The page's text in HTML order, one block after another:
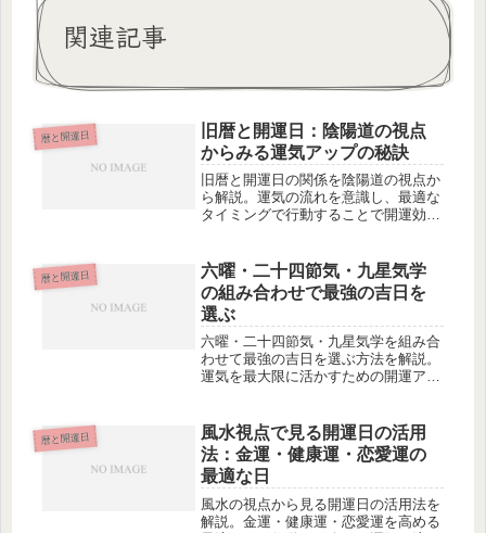
関連記事
暦と開運日
旧暦と開運日：陰陽道の視点
からみる運気アップの秘訣
旧暦と開運日の関係を陰陽道の視点か
ら解説。運気の流れを意識し、最適な
タイミングで行動することで開運効果
暦と開運日
六曜・二十四節気・九星気学
の組み合わせで最強の吉日を
選ぶ
六曜・二十四節気・九星気学を組み合
わせて最強の吉日を選ぶ方法を解説。
運気を最大限に活かすための開運アク
暦と開運日
風水視点で見る開運日の活用
法：金運・健康運・恋愛運の
最適な日
風水の視点から見る開運日の活用法を
解説。金運・健康運・恋愛運を高める